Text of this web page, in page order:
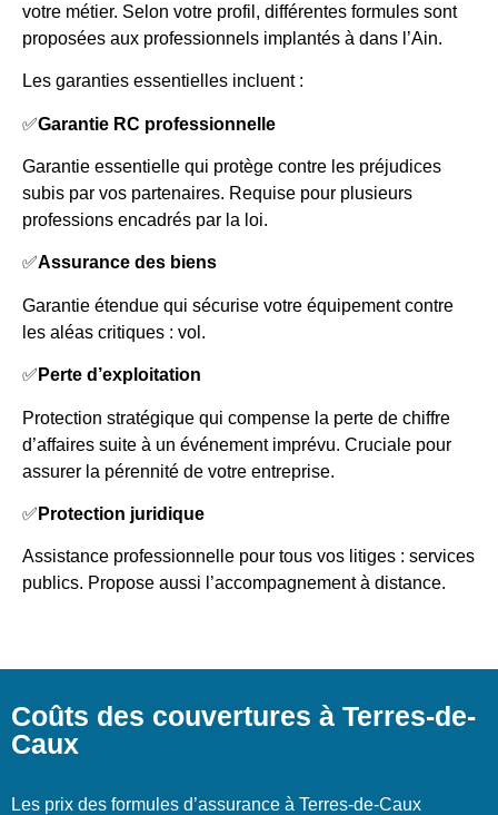
votre métier. Selon votre profil, différentes formules sont
proposées aux professionnels implantés à dans l’Ain.
Les garanties essentielles incluent :
✅Garantie RC professionnelle
Garantie essentielle qui protège contre les préjudices
subis par vos partenaires. Requise pour plusieurs
professions encadrés par la loi.
✅Assurance des biens
Garantie étendue qui sécurise votre équipement contre
les aléas critiques : vol.
✅ Perte d’exploitation
Protection stratégique qui compense la perte de chiffre
d’affaires suite à un événement imprévu. Cruciale pour
assurer la pérennité de votre entreprise.
✅ Protection juridique
Assistance professionnelle pour tous vos litiges : services
publics. Propose aussi l’accompagnement à distance.
Coûts des couvertures à Terres-de-
Caux
Les prix des formules d’assurance à Terres-de-Caux